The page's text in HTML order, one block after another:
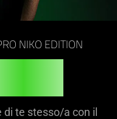
NIKO EDITION
di te stesso/a con il